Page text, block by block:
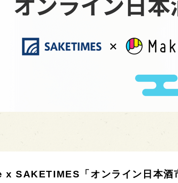
SAKETIMES「オンライン日本酒